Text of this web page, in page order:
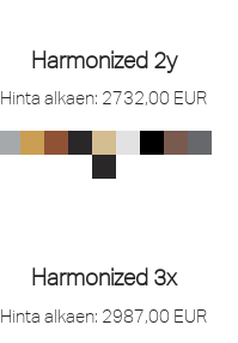
Harmonized 2y
Hinta alkaen: 2732,00 EUR
Harmonized 3x
Hinta alkaen: 2987,00 EUR